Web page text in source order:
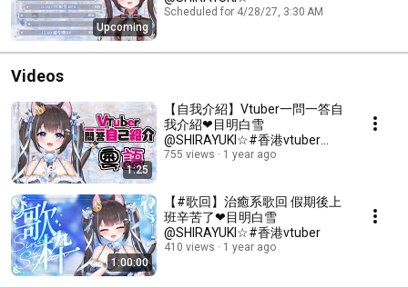
Upcoming
Scheduled for 4/28/27, 3:30 AM
Videos
1:25
【自我介紹￼】Vtuber一問一答自
我介紹￼❤目明白雪
@SHIRAYUKI☆#香港vtuber
#hkvtuber
755 views 1 year ago
1:00:00
【#歌回】治癒系歌回 假期後上
班辛苦了❤目明白雪
@SHIRAYUKI☆#香港vtuber
410 views 1 year ago